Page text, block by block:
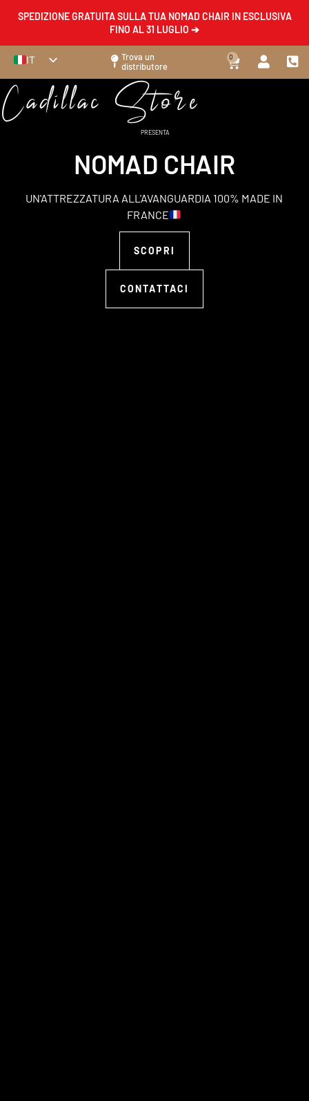
SPEDIZIONE GRATUITA SULLA TUA NOMAD CHAIR IN ESCLUSIVA
FINO AL 31 LUGLIO ➔
IT
FR
EN
Trova un
distributore
0
Cadillac Store
PRESENTA
NOMAD CHAIR
UN'ATTREZZATURA ALL'AVANGUARDIA 100% MADE IN
FRANCE
SCOPRI
CONTATTACI